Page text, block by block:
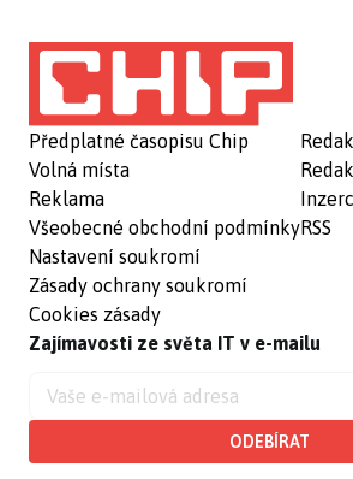
Předplatné časopisu Chip
Volná místa
Reklama
Všeobecné obchodní podmínky
Nastavení soukromí
Zásady ochrany soukromí
Cookies zásady
RSS
Zajímavosti ze světa IT v e-mailu
ODEBÍRAT